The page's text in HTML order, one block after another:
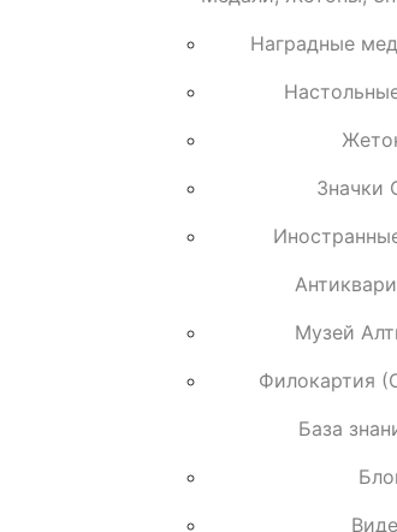
Наградные
Значки
Музей
Филокартия
База